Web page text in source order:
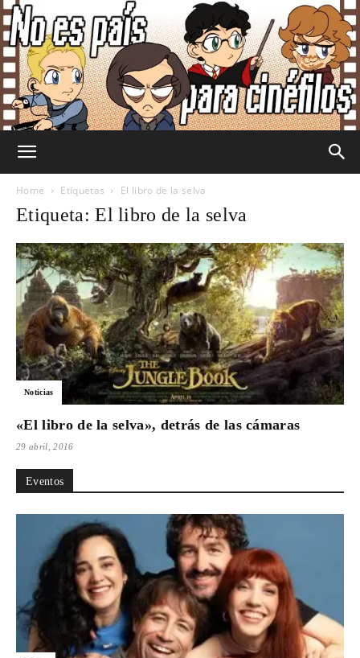
País
Para
Home Etiquetas El libro de la selva
Etiqueta: El libro de la selva
Noticias
«El libro de la selva», detrás de las cámaras
29 abril, 2016
Eventos